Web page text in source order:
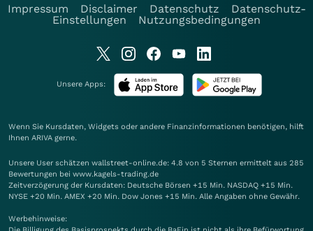
Impressum
Disclaimer Datenschutz
Datenschutz-
Einstellungen
Nutzungsbedingungen
Unsere Apps:
Wenn Sie Kursdaten, Widgets oder andere Finanzinformationen benötigen, hilft
Ihnen ARIVA gerne.
Unsere User schätzen wallstreet-online.de: 4.8 von 5 Sternen ermittelt aus 285
Bewertungen bei www.kagels-trading.de
Zeitverzögerung der Kursdaten: Deutsche Börsen +15 Min. NASDAQ +15 Min.
NYSE +20 Min. AMEX +20 Min. Dow Jones +15 Min. Alle Angaben ohne Gewähr.
Werbehinweise: